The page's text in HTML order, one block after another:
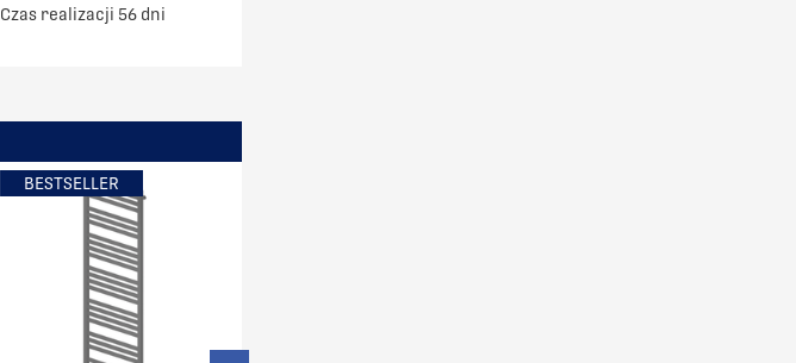
Czas realizacji 56 dni
BESTSELLER